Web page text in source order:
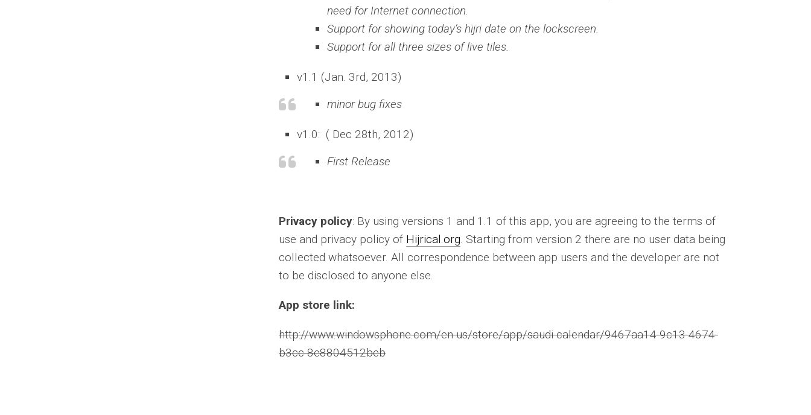
need for Internet connection.
Support for showing today’s hijri date on the lockscreen.
Support for all three sizes of live tiles.
v1.1 (Jan. 3rd, 2013)
minor bug fixes
v1.0: ( Dec 28th, 2012)
First Release
Privacy policy: By using versions 1 and 1.1 of this app, you are agreeing to the terms of
use and privacy policy of Hijrical.org. Starting from version 2 there are no user data being
collected whatsoever. All correspondence between app users and the developer are not
to be disclosed to anyone else.
App store link:
http://www.windowsphone.com/en-us/store/app/saudi-calendar/9467aa14-9c13-4674-
b3cc-8e8804512beb